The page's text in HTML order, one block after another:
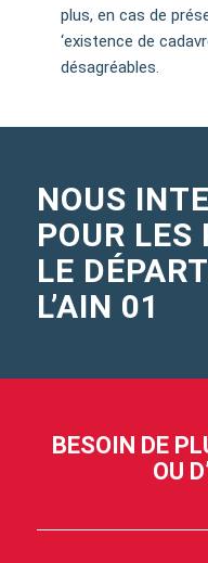
plus, en cas de
‘existence de
désagréables.
NOUS
POUR LES
LE
L’AIN 01
BESOIN DE
OU